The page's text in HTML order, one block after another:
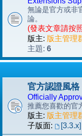
無論是官方或非
論。
(發表文章請按
版主: 版主管理
主題: 6
官方認證風格
Officially
推薦您喜歡的官
版主: 版主管理
子版面: